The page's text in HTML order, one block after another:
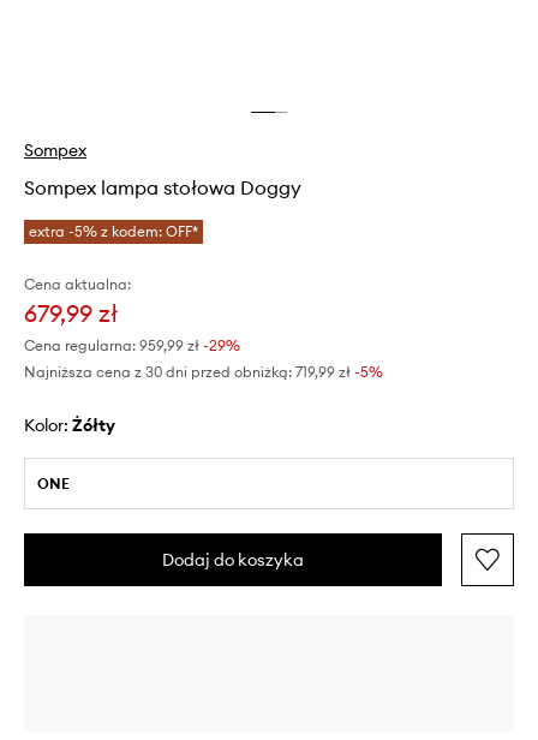
Sompex
Sompex lampa stołowa Doggy
extra -5% z kodem: OFF*
Cena aktualna:
679,99 zł
Cena regularna: 959,99 zł -29%
Najniższa cena z 30 dni przed obniżką: 719,99 zł -5%
Kolor: żółty
ONE
Dodaj do koszyka